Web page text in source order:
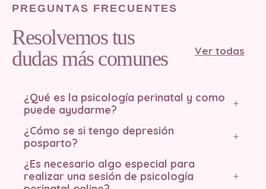
PREGUNTAS FRECUENTES
Resolvemos tus
dudas más comunes
Ver todas
¿Qué es la psicología perinatal y como
puede ayudarme?
+
¿Cómo se si tengo depresión
posparto?
+
¿Es necesario algo especial para
realizar una sesión de psicología
+